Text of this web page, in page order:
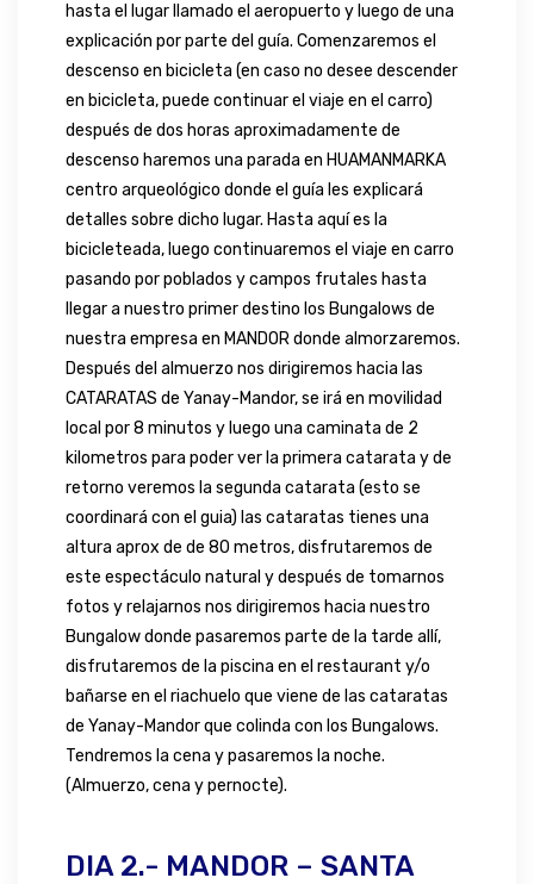
hasta el lugar llamado el aeropuerto y luego de una
explicación por parte del guía. Comenzaremos el
descenso en bicicleta (en caso no desee descender
en bicicleta, puede continuar el viaje en el carro)
después de dos horas aproximadamente de
descenso haremos una parada en HUAMANMARKA
centro arqueológico donde el guía les explicará
detalles sobre dicho lugar. Hasta aquí es la
bicicleteada, luego continuaremos el viaje en carro
pasando por poblados y campos frutales hasta
llegar a nuestro primer destino los Bungalows de
nuestra empresa en MANDOR donde almorzaremos.
Después del almuerzo nos dirigiremos hacia las
CATARATAS de Yanay-Mandor, se irá en movilidad
local por 8 minutos y luego una caminata de 2
kilometros para poder ver la primera catarata y de
retorno veremos la segunda catarata (esto se
coordinará con el guia) las cataratas tienes una
altura aprox de de 80 metros, disfrutaremos de
este espectáculo natural y después de tomarnos
fotos y relajarnos nos dirigiremos hacia nuestro
Bungalow donde pasaremos parte de la tarde allí,
disfrutaremos de la piscina en el restaurant y/o
bañarse en el riachuelo que viene de las cataratas
de Yanay-Mandor que colinda con los Bungalows.
Tendremos la cena y pasaremos la noche.
(Almuerzo, cena y pernocte).
DIA 2.- MANDOR – SANTA